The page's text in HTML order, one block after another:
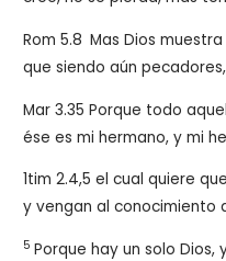
Rom 5.8 Mas Dios
que siendo aún
Mar 3.35 Porque todo
ése es mi hermano, y mi
1tim 2.4,5el cual quiere
y vengan al conocimiento
5Porque hay un solo